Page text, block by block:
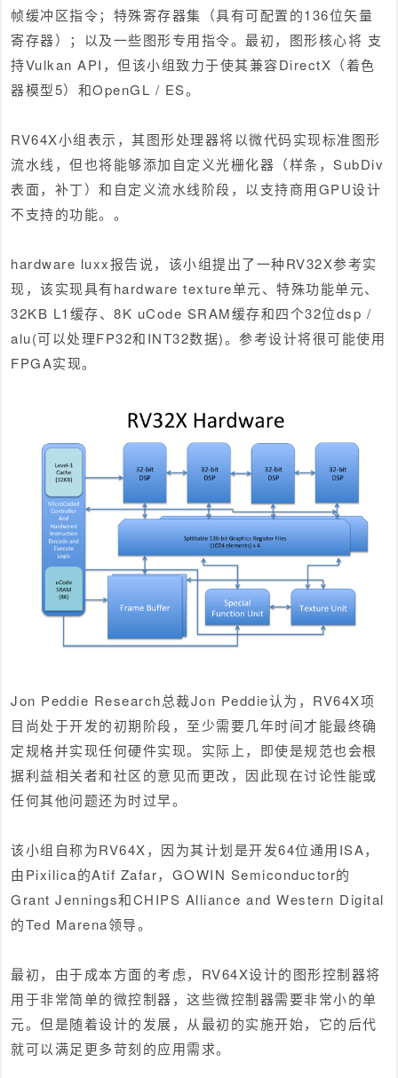
帧缓冲区指令；特殊寄存器集（具有可配置的136位矢量
寄存器）；以及一些图形专用指令。最初，图形核心将 支
持Vulkan API，但该小组致力于使其兼容DirectX（着色
器模型5）和OpenGL / ES。
RV64X小组表示，其图形处理器将以微代码实现标准图形
流水线，但也将能够添加自定义光栅化器（样条，SubDiv
表面，补丁）和自定义流水线阶段，以支持商用GPU设计
不支持的功能。。
hardware luxx报告说，该小组提出了一种RV32X参考实
现，该实现具有hardware texture单元、特殊功能单元、
32KB L1缓存、8K uCode SRAM缓存和四个32位dsp /
alu(可以处理FP32和INT32数据)。参考设计将很可能使用
FPGA实现。
Jon Peddie Research总裁Jon Peddie认为，RV64X项
目尚处于开发的初期阶段，至少需要几年时间才能最终确
定规格并实现任何硬件实现。实际上，即使是规范也会根
据利益相关者和社区的意见而更改，因此现在讨论性能或
任何其他问题还为时过早。
该小组自称为RV64X，因为其计划是开发64位通用ISA，
由Pixilica的Atif Zafar，GOWIN Semiconductor的
Grant Jennings和CHIPS Alliance and Western Digital
的Ted Marena领导。
最初，由于成本方面的考虑，RV64X设计的图形控制器将
用于非常简单的微控制器，这些微控制器需要非常小的单
元。但是随着设计的发展，从最初的实施开始，它的后代
就可以满足更多苛刻的应用需求。